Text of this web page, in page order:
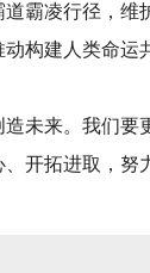
霸凌行径，
构建人类命运
来。我们要更
开拓进取，